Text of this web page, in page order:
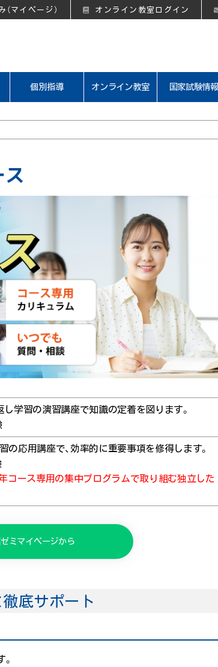
マイページ） オンライン教室ログイン
個別指導 オンライン教室 国家試験情報
ース
学習の演習講座で知識の定着を図ります。
応用講座で、効率的に重要事項を修得します。
コース専用の集中プログラムで取り組む独立した
ミマイページから
底サポート